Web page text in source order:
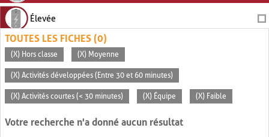
Élevée
TOUTES LES FICHES (0)
(X) Hors classe (X) Moyenne
(X) Activités développées (Entre 30 et 60 minutes)
(X) Activités courtes (< 30 minutes) (X) Équipe (X) Faible
Votre recherche n'a donné aucun résultat